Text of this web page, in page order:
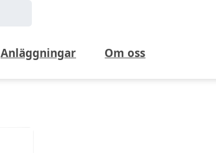
Anläggningar Om oss